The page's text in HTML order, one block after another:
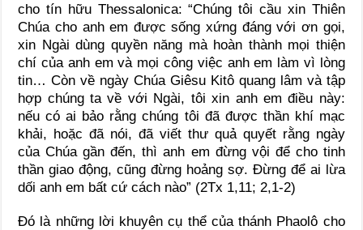
cho tín hữu Thessalonica: “Chúng tôi cầu xin Thiên
Chúa cho anh em được sống xứng đáng với ơn gọi,
xin Ngài dùng quyền năng mà hoàn thành mọi thiện
chí của anh em và mọi công việc anh em làm vì lòng
tin… Còn về ngày Chúa Giêsu Kitô quang lâm và tập
hợp chúng ta về với Ngài, tôi xin anh em điều này:
nếu có ai bảo rằng chúng tôi đã được thần khí mạc
khải, hoặc đã nói, đã viết thư quả quyết rằng ngày
của Chúa gần đến, thì anh em đừng vội để cho tinh
thần giao động, cũng đừng hoảng sợ. Ðừng để ai lừa
dối anh em bất cứ cách nào” (2Tx 1,11; 2,1-2)
Ðó là những lời khuyên cụ thể của thánh Phaolô cho